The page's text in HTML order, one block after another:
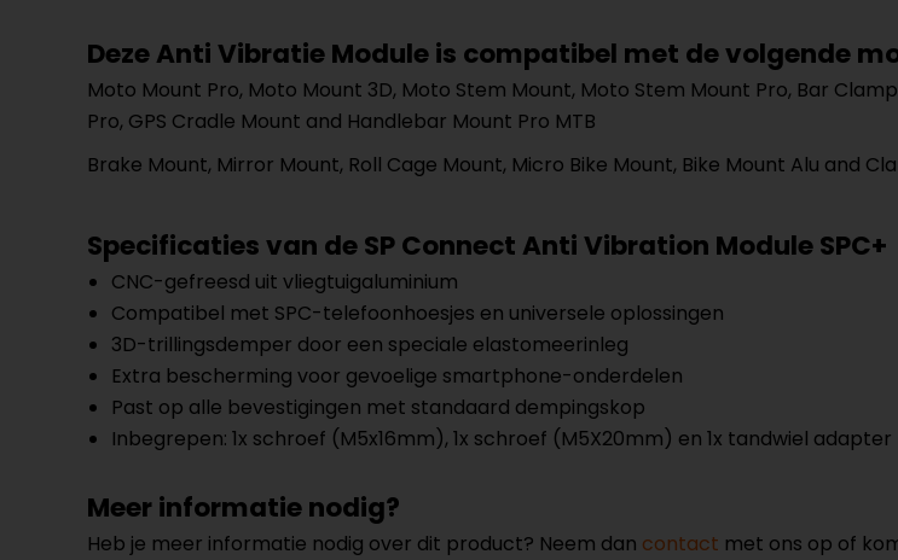
Deze Anti Vibratie Module is compatibel met de volgende
Moto Mount Pro, Moto Mount 3D, Moto Stem Mount, Moto Stem Mount Pro, Bar
Pro, GPS Cradle Mount and Handlebar Mount Pro MTB
Brake Mount, Mirror Mount, Roll Cage Mount, Micro Bike Mount, Bike Mount Alu
Specificaties van de SP Connect Anti Vibration Module SPC+
CNC-gefreesd uit vliegtuigaluminium
Compatibel met SPC-telefoonhoesjes en universele oplossingen
3D-trillingsdemper door een speciale elastomeerinleg
Extra bescherming voor gevoelige smartphone-onderdelen
Past op alle bevestigingen met standaard dempingskop
Inbegrepen: 1x schroef (M5x16mm), 1x schroef (M5X20mm) en 1x tandwiel
Meer informatie nodig?
Heb je meer informatie nodig over dit product? Neem dan contact met ons op of